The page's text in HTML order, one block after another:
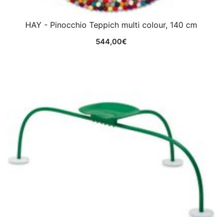
HAY - Pinocchio Teppich multi colour, 140 cm
544,00€